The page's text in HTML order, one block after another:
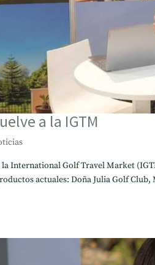
a la IGTM
la International Golf Travel Market
actuales: Doña Julia Golf